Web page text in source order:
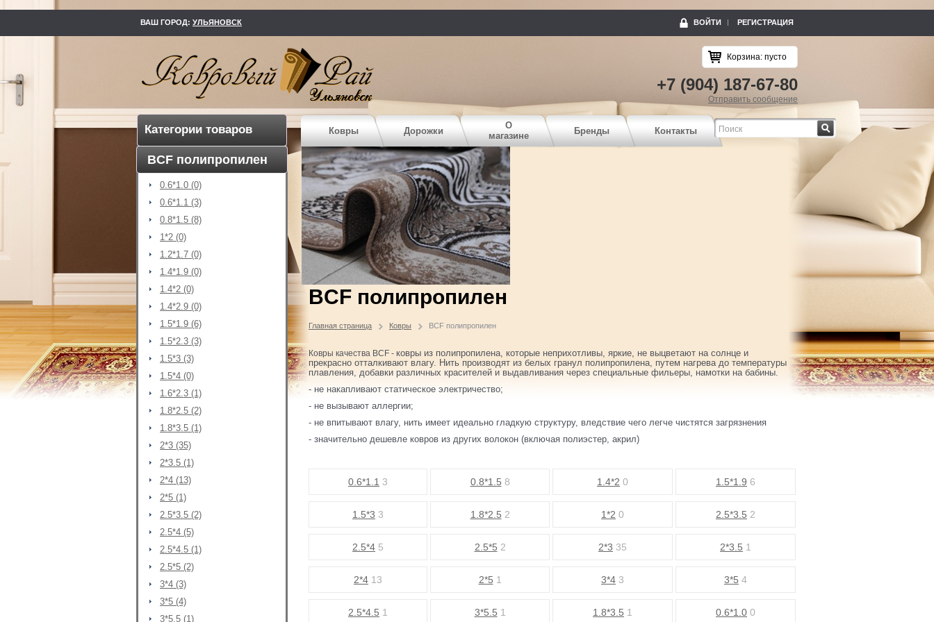
ВАШ ГОРОД: УЛЬЯНОВСК ВОЙТИ РЕГИСТРАЦИЯ
Корзина: пусто
+7 (904) 187-67-80
Отправить сообщение
Категории товаров Ковры Дорожки
О
магазине
Бренды Контакты
BCF полипропилен
0.6*1.0 (0)
0.6*1.1 (3)
0.8*1.5 (8)
1*2 (0)
1.2*1.7 (0)
1.4*1.9 (0)
1.4*2 (0)
1.4*2.9 (0)
1.5*1.9 (6)
1.5*2.3 (3)
1.5*3 (3)
1.5*4 (0)
1.6*2.3 (1)
1.8*2.5 (2)
1.8*3.5 (1)
2*3 (35)
2*3.5 (1)
2*4 (13)
2*5 (1)
2.5*3.5 (2)
2.5*4 (5)
2.5*4.5 (1)
2.5*5 (2)
3*4 (3)
3*5 (4)
3*5.5 (1)
BCF полипропилен
Главная страница Ковры BCF полипропилен
Ковры качества ВСF - ковры из полипропилена, которые неприхотливы, яркие, не выцветают на солнце и
прекрасно отталкивают влагу. Нить производят из белых гранул полипропилена, путем нагрева до температуры
плавления, добавки различных красителей и выдавливания через специальные фильеры, намотки на бабины.
- не накапливают статическое электричество;
- не вызывают аллергии;
- не впитывают влагу, нить имеет идеально гладкую структуру, вледствие чего легче чистятся загрязнения
- значительно дешевле ковров из других волокон (включая полиэстер, акрил)
0.6*1.1 3 0.8*1.5 8 1.4*2 0 1.5*1.9 6
1.5*3 3 1.8*2.5 2 1*2 0 2.5*3.5 2
2.5*4 5 2.5*5 2 2*3 35 2*3.5 1
2*4 13 2*5 1 3*4 3 3*5 4
2.5*4.5 1 3*5.5 1 1.8*3.5 1 0.6*1.0 0